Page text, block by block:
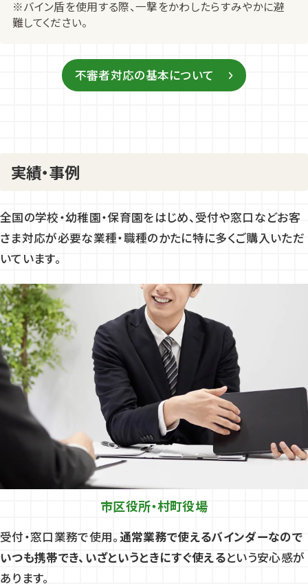
※バイン盾を使用する際、一撃をかわしたらすみやかに避
難してください。
不審者対応の基本について
実績・事例
全国の学校・幼稚園・保育園をはじめ、受付や窓口などお客
さま対応が必要な業種・職種のかたに特に多くご購入いただ
いています。
市区役所・村町役場
受付・窓口業務で使用。通常業務で使えるバインダーなので
いつも携帯でき、いざというときにすぐ使えるという安心感が
あります。